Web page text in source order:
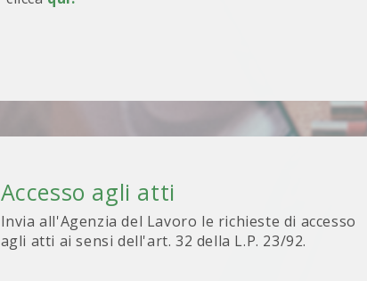
Accesso agli atti
Invia all'Agenzia del Lavoro le richieste di accesso
agli atti ai sensi dell'art. 32 della L.P. 23/92.